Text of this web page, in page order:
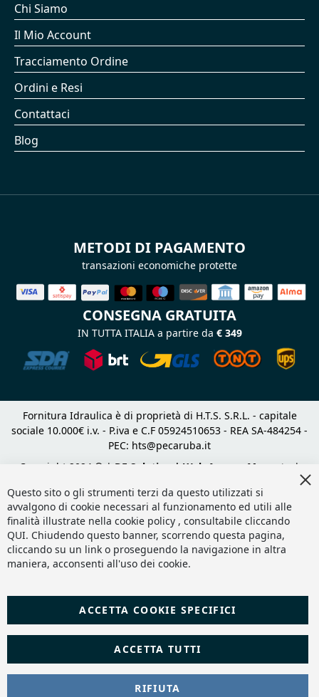
Chi Siamo
Il Mio Account
Tracciamento Ordine
Ordini e Resi
Contattaci
Blog
METODI DI PAGAMENTO
transazioni economiche protette
CONSEGNA GRATUITA
IN TUTTA ITALIA a partire da € 349
Fornitura Idraulica è di proprietà di H.T.S. S.R.L. - capitale
sociale 10.000€ i.v. - P.iva e C.F 05924510653 - REA SA-484254 -
PEC: hts@pecaruba.it
Copyright 2024 © | DF Solution | Web Agency Magento
|
Questo sito o gli strumenti terzi da questo utilizzati si
avvalgono di cookie necessari al funzionamento ed utili alle
finalità illustrate nella cookie policy , consultabile cliccando
QUI. Chiudendo questo banner, scorrendo questa pagina,
cliccando su un link o proseguendo la navigazione in altra
maniera, acconsenti all'uso dei cookie.
ACCETTA TUTTI
ACCETTA COOKIE SPECIFICI
RIFIUTA